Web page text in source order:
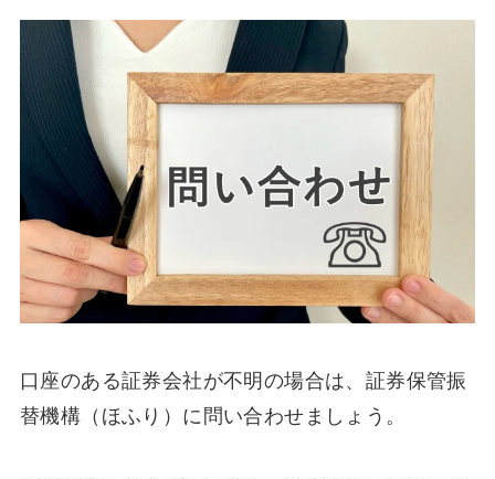
口座のある証券会社が不明の場合は、証券保管振
替機構（ほふり）に問い合わせましょう。